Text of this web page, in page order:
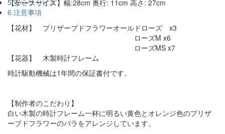
5.安心サービス
6.注意事項
【ケースサイズ】幅:28cm 奥行: 11cm 高さ: 27cm
【花材】 プリザーブドフラワーオールドローズ x3
ローズM x6
ローズMS x7
【花器】 木製時計フレーム
時計駆動機械は1年間の保証書付です。
【制作者のこだわり】
白い木製の時計フレーム一杯に明るい黄色とオレンジ色のプリザ
ーブドフラワーのバラをアレンジしています。